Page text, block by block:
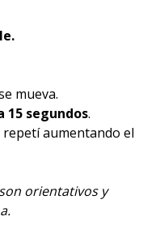
mueva.
15 segundos.
repetí aumentando el
orientativos y